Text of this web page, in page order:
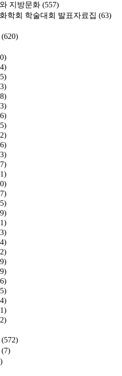
지방문화 (557)
학회 학술대회 발표자료집 (63)
(620)
(572)
(7)